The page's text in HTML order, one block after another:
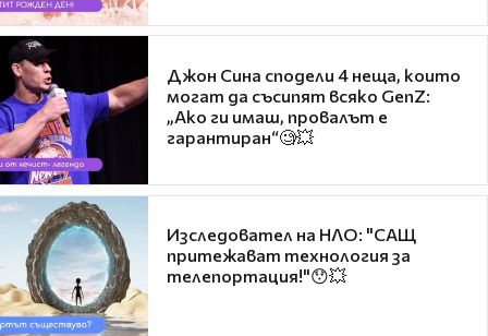
Джон Сина сподели 4 неща, които
могат да съсипят всяко GenZ:
„Ако ги имаш, провалът е
гарантиран“🧐💥
Изследовател на НЛО: "САЩ
притежават технология за
телепортация!"😯💥